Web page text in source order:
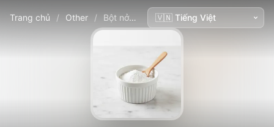
Trang chủ / Other / Bột nở với nước cốt chanh